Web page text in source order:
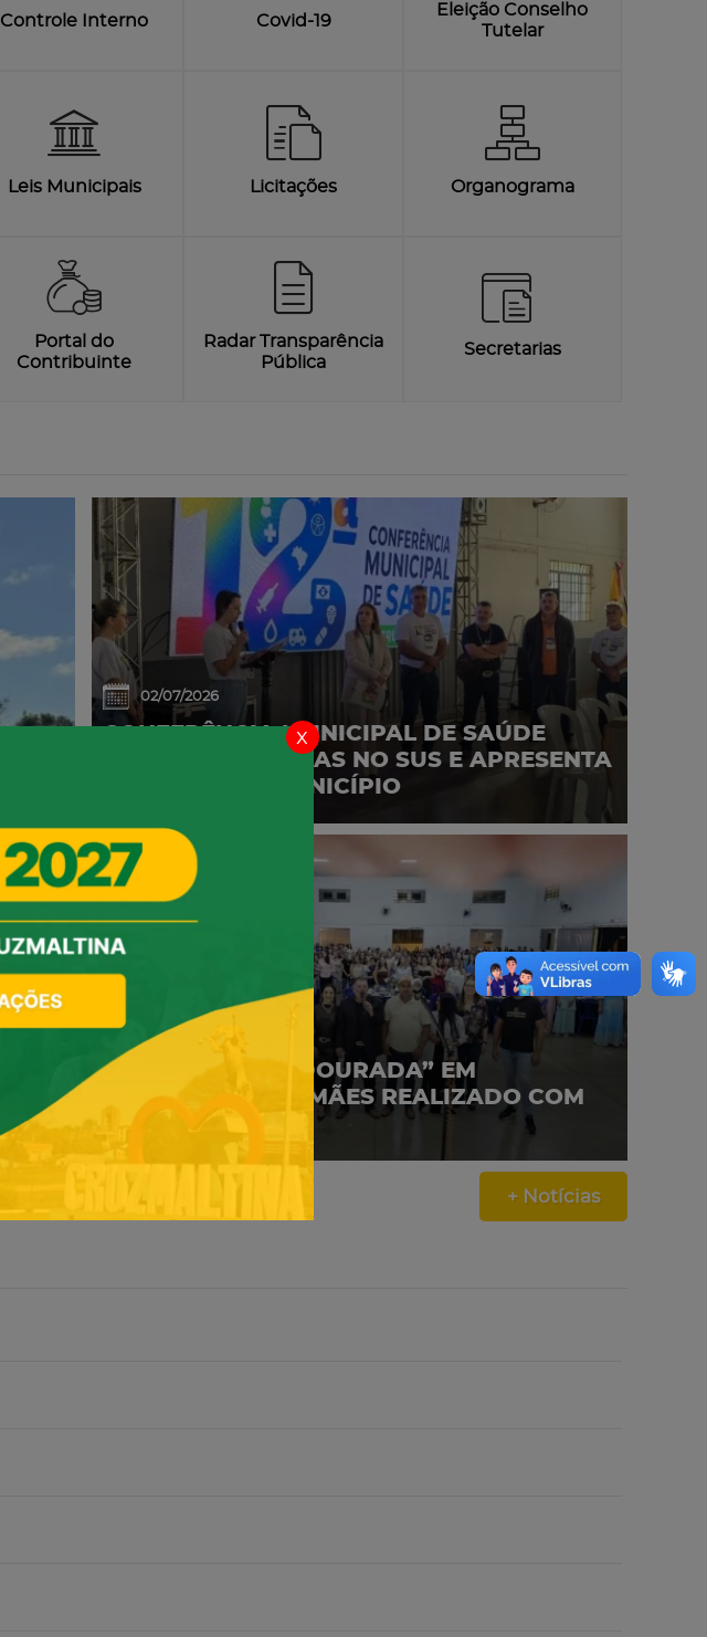
x
Controle Interno Covid-19
Eleição Conselho
Tutelar
Leis Municipais Licitações Organograma
Portal do
Contribuinte
Radar Transparência
Pública
Secretarias
02/07/2026
CONFERÊNCIA MUNICIPAL DE SAÚDE
DEBATE MELHORIAS NO SUS E APRESENTA
AVANÇOS NO MUNICÍPIO
06/05/2026
EVENTO “NOITE DOURADA” EM
HOMENAGEM ÀS MÃES REALIZADO COM
SUCESSO
+ Notícias